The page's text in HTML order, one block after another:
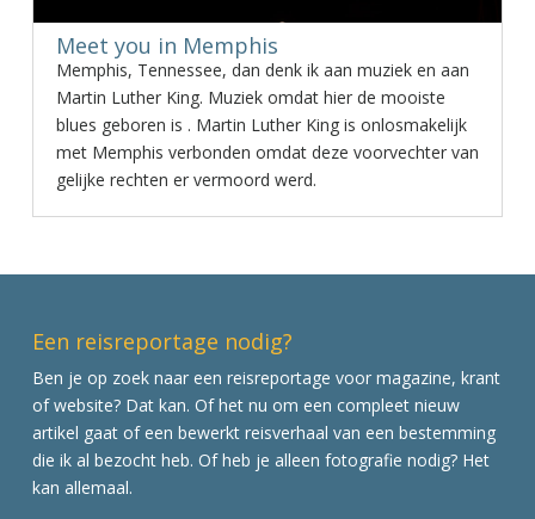
Meet you in Memphis
Memphis, Tennessee, dan denk ik aan muziek en aan
Martin Luther King. Muziek omdat hier de mooiste
blues geboren is . Martin Luther King is onlosmakelijk
met Memphis verbonden omdat deze voorvechter van
gelijke rechten er vermoord werd.
Een reisreportage nodig?
Ben je op zoek naar een reisreportage voor magazine, krant
of website? Dat kan. Of het nu om een compleet nieuw
artikel gaat of een bewerkt reisverhaal van een bestemming
die ik al bezocht heb. Of heb je alleen fotografie nodig? Het
kan allemaal.